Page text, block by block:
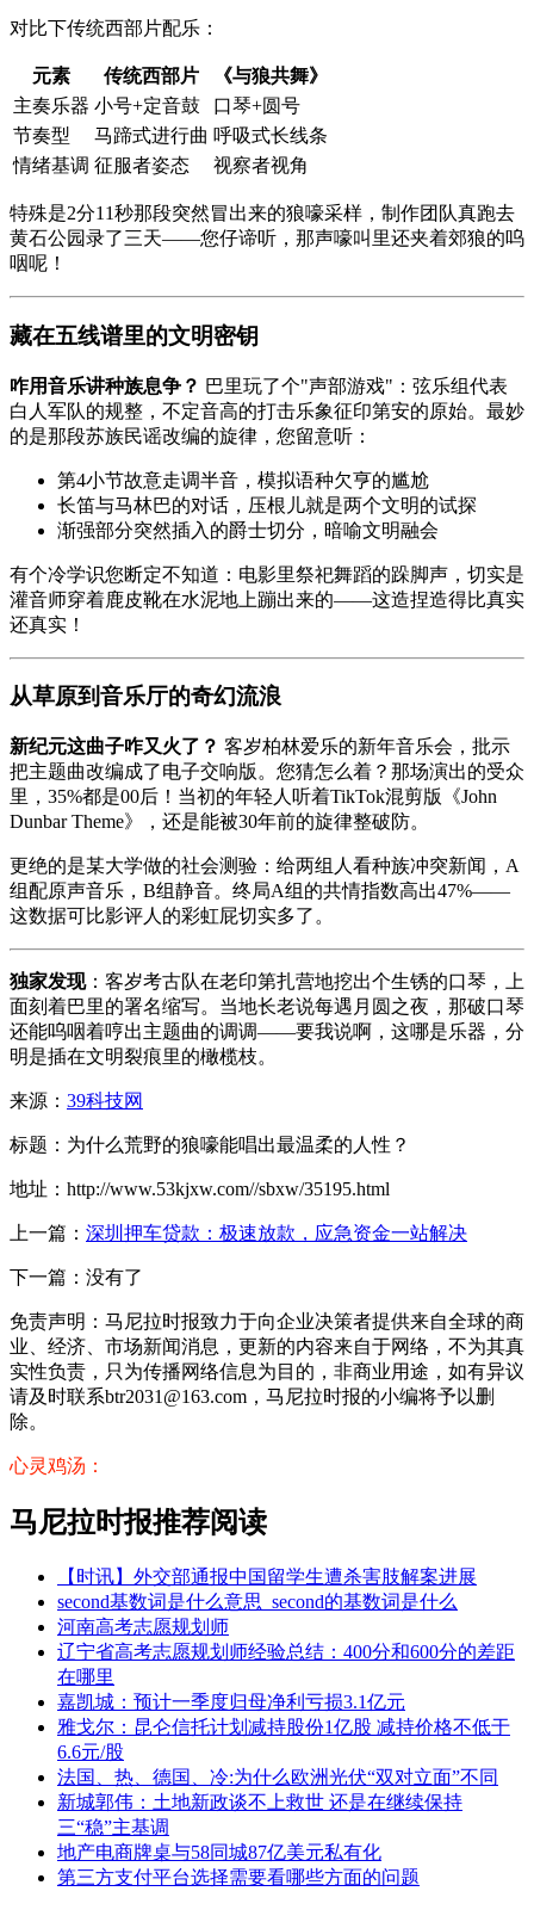
对比下传统西部片配乐：
元素 传统西部片 《与狼共舞》
主奏乐器 小号+定音鼓
口琴+圆号
节奏型
马蹄式进行曲 呼吸式长线条
情绪基调 征服者姿态 视察者视角
特殊是2分11秒那段突然冒出来的狼嚎采样，制作团队真跑去
黄石公园录了三天——您仔谛听，那声嚎叫里还夹着郊狼的呜
咽呢！
藏在五线谱里的文明密钥
咋用音乐讲种族息争？ 巴里玩了个"声部游戏"：弦乐组代表
白人军队的规整，不定音高的打击乐象征印第安的原始。最妙
的是那段苏族民谣改编的旋律，您留意听：
第4小节故意走调半音，模拟语种欠亨的尴尬
长笛与马林巴的对话，压根儿就是两个文明的试探
渐强部分突然插入的爵士切分，暗喻文明融会
有个冷学识您断定不知道：电影里祭祀舞蹈的跺脚声，切实是
灌音师穿着鹿皮靴在水泥地上蹦出来的——这造捏造得比真实
还真实！
从草原到音乐厅的奇幻流浪
新纪元这曲子咋又火了？ 客岁柏林爱乐的新年音乐会，批示
把主题曲改编成了电子交响版。您猜怎么着？那场演出的受众
里，35%都是00后！当初的年轻人听着TikTok混剪版《John
Dunbar Theme》，还是能被30年前的旋律整破防。
更绝的是某大学做的社会测验：给两组人看种族冲突新闻，A
组配原声音乐，B组静音。终局A组的共情指数高出47%——
这数据可比影评人的彩虹屁切实多了。
独家发现：客岁考古队在老印第扎营地挖出个生锈的口琴，上
面刻着巴里的署名缩写。当地长老说每遇月圆之夜，那破口琴
还能呜咽着哼出主题曲的调调——要我说啊，这哪是乐器，分
明是插在文明裂痕里的橄榄枝。
来源： 39科技网
标题：为什么荒野的狼嚎能唱出最温柔的人性？
地址：http://www.53kjxw.com//sbxw/35195.html
上一篇： 深圳押车贷款：极速放款，应急资金一站解决
下一篇：没有了
免责声明：马尼拉时报致力于向企业决策者提供来自全球的商
业、经济、市场新闻消息，更新的内容来自于网络，不为其真
实性负责，只为传播网络信息为目的，非商业用途，如有异议
请及时联系btr2031@163.com，马尼拉时报的小编将予以删
除。
心灵鸡汤：
马尼拉时报推荐阅读
【时讯】外交部通报中国留学生遭杀害肢解案进展
second基数词是什么意思_second的基数词是什么
河南高考志愿规划师
辽宁省高考志愿规划师经验总结：400分和600分的差距
在哪里
嘉凯城：预计一季度归母净利亏损3.1亿元
雅戈尔：昆仑信托计划减持股份1亿股 减持价格不低于
6.6元/股
法国、热、德国、冷:为什么欧洲光伏“双对立面”不同
新城郭伟：土地新政谈不上救世 还是在继续保持
三“稳”主基调
地产电商牌桌与58同城87亿美元私有化
第三方支付平台选择需要看哪些方面的问题